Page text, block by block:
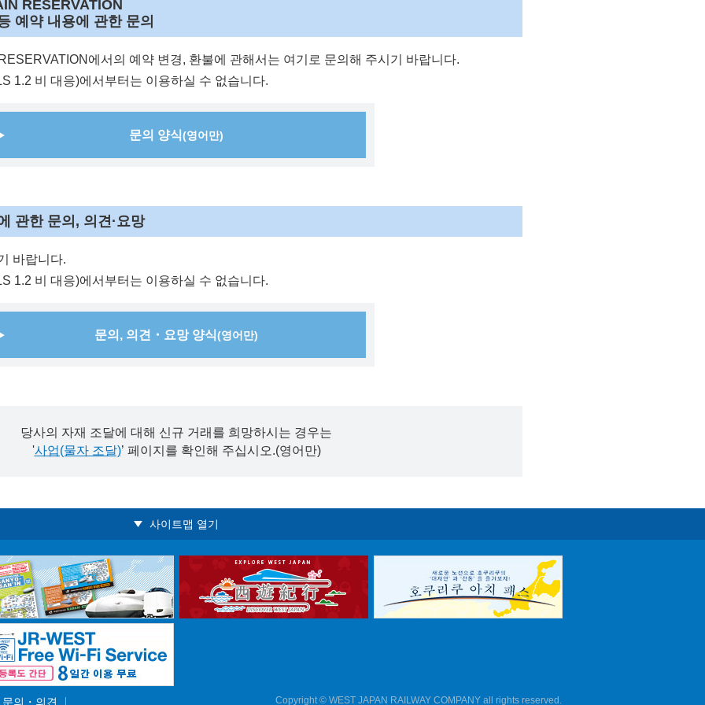
RESERVATION
예약 내용에 관한 문의
에서의 예약 변경, 환불에 관해서는 여기로 문의해 주시기 바랍니다.
1.2 비 대응)에서부터는 이용하실 수 없습니다.
문의 양식(영어만)
관한 문의, 의견·요망
바랍니다.
1.2 비 대응)에서부터는 이용하실 수 없습니다.
문의, 의견・요망 양식(영어만)
당사의 자재 조달에 대해 신규 거래를 희망하시는 경우는
'사업(물자 조달)’ 페이지를 확인해 주십시오.(영어만)
사이트맵 열기
문의・의견 Copyright © WEST JAPAN RAILWAY COMPANY all rights reserved.